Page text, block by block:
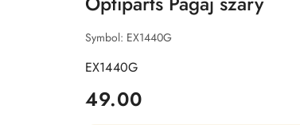
Symbol: EX1440G
EX1440G
cena:
49.00